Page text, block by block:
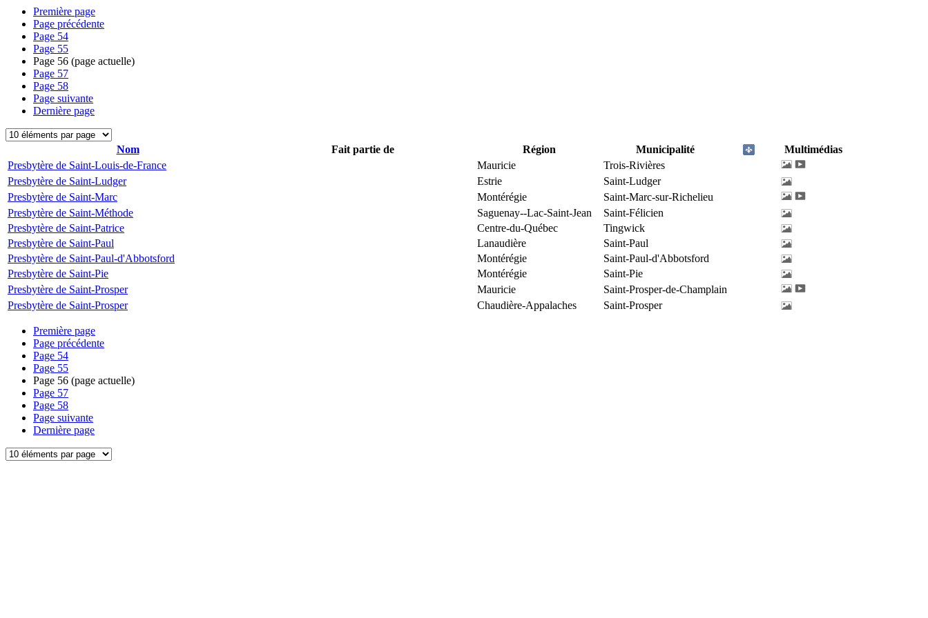
Première page
Page précédente
Page 54
Page 55
Page 56 (page actuelle)
Page 57
Page 58
Page suivante
Dernière page
Nom Fait partie de Région Municipalité
Multimédias
Presbytère de Saint-Louis-de-France
Mauricie
Trois-Rivières
Presbytère de Saint-Ludger
Estrie
Saint-Ludger
Presbytère de Saint-Marc
Montérégie
Saint-Marc-sur-Richelieu
Presbytère de Saint-Méthode
Saguenay--Lac-Saint-Jean
Saint-Félicien
Presbytère de Saint-Patrice
Centre-du-Québec
Tingwick
Presbytère de Saint-Paul
Lanaudière
Saint-Paul
Presbytère de Saint-Paul-d'Abbotsford
Montérégie
Saint-Paul-d'Abbotsford
Presbytère de Saint-Pie
Montérégie
Saint-Pie
Presbytère de Saint-Prosper
Mauricie
Saint-Prosper-de-Champlain
Presbytère de Saint-Prosper
Chaudière-Appalaches Saint-Prosper
Première page
Page précédente
Page 54
Page 55
Page 56 (page actuelle)
Page 57
Page 58
Page suivante
Dernière page